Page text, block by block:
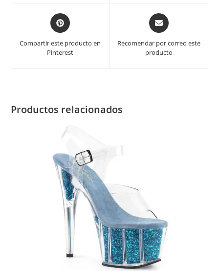
Compartir este producto en
Pinterest
Recomendar por correo este
producto
Productos relacionados